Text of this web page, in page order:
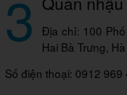
3
Địa chỉ: 100
Hai Bà Trưng,
Số điện thoại: 0912 969